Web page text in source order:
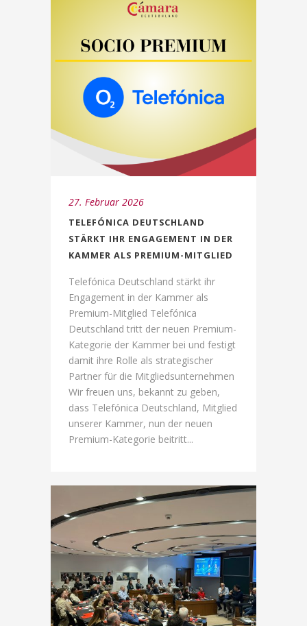
27. Februar 2026
TELEFÓNICA DEUTSCHLAND
STÄRKT IHR ENGAGEMENT IN DER
KAMMER ALS PREMIUM-MITGLIED
Telefónica Deutschland stärkt ihr
Engagement in der Kammer als
Premium-Mitglied Telefónica
Deutschland tritt der neuen Premium-
Kategorie der Kammer bei und festigt
damit ihre Rolle als strategischer
Partner für die Mitgliedsunternehmen
Wir freuen uns, bekannt zu geben,
dass Telefónica Deutschland, Mitglied
unserer Kammer, nun der neuen
Premium-Kategorie beitritt...